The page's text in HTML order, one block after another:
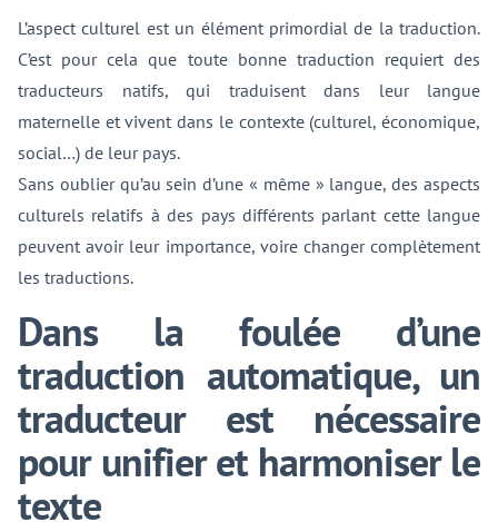
L’aspect culturel est un élément primordial de la traduction.
C’est pour cela que toute bonne traduction requiert des
traducteurs natifs, qui traduisent dans leur langue
maternelle et vivent dans le contexte (culturel, économique,
social…) de leur pays.
Sans oublier qu’au sein d’une « même » langue, des aspects
culturels relatifs à des pays différents parlant cette langue
peuvent avoir leur importance, voire changer complètement
les traductions.
Dans la foulée d’une
traduction automatique, un
traducteur est nécessaire
pour unifier et harmoniser le
texte